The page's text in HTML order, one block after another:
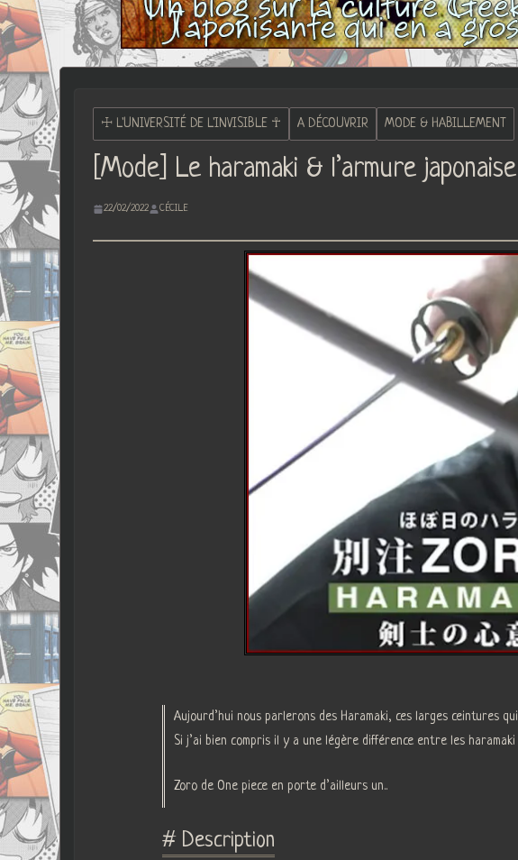
☩ L'UNIVERSITÉ DE L'INVISIBLE ☥ A DÉCOUVRIR MODE & HABILLEMENT
[Mode] Le haramaki & l’armure japonaise
22/02/2022 CÉCILE
Aujourd’hui nous parlerons des Haramaki, ces larges ceintures
Si j’ai bien compris il y a une légère différence entre les
Zoro de One piece en porte d’ailleurs un..
# Description